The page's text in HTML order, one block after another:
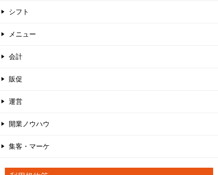
シフト
メニュー
会計
販促
運営
開業ノウハウ
集客・マーケ